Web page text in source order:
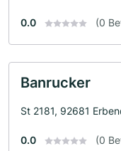
0.0 (0
Banrucker
St 2181, 92681
0.0 (0